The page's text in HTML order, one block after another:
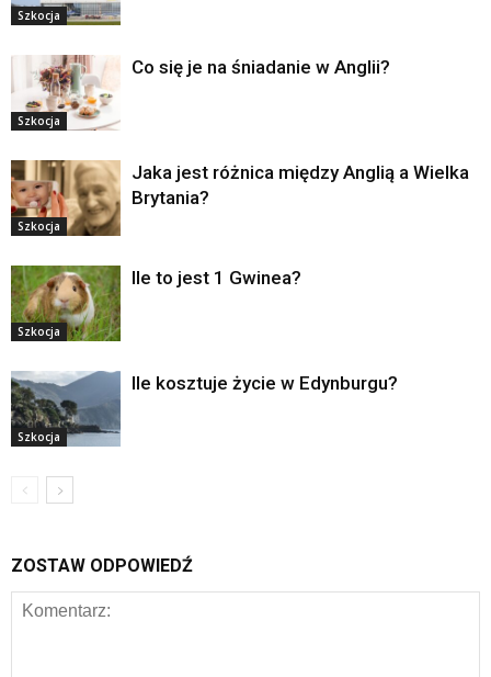
Szkocja
Szkocja
Co się je na śniadanie w Anglii?
Szkocja
Jaka jest różnica między Anglią a Wielka
Brytania?
Szkocja
Ile to jest 1 Gwinea?
Szkocja
Ile kosztuje życie w Edynburgu?
ZOSTAW ODPOWIEDŹ